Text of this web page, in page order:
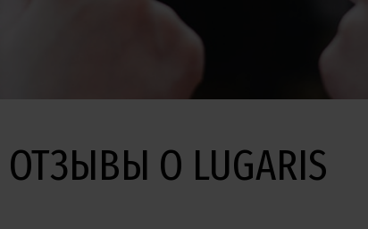
ОТЗЫВЫ О LUGARIS